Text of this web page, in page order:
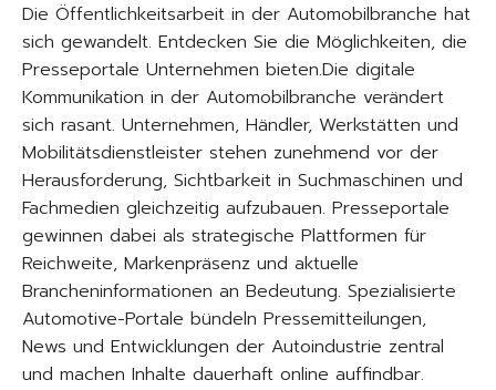
Die Öffentlichkeitsarbeit in der Automobilbranche hat
sich gewandelt. Entdecken Sie die Möglichkeiten, die
Presseportale Unternehmen bieten.Die digitale
Kommunikation in der Automobilbranche verändert
sich rasant. Unternehmen, Händler, Werkstätten und
Mobilitätsdienstleister stehen zunehmend vor der
Herausforderung, Sichtbarkeit in Suchmaschinen und
Fachmedien gleichzeitig aufzubauen. Presseportale
gewinnen dabei als strategische Plattformen für
Reichweite, Markenpräsenz und aktuelle
Brancheninformationen an Bedeutung. Spezialisierte
Automotive-Portale bündeln Pressemitteilungen,
News und Entwicklungen der Autoindustrie zentral
und machen Inhalte dauerhaft online auffindbar.